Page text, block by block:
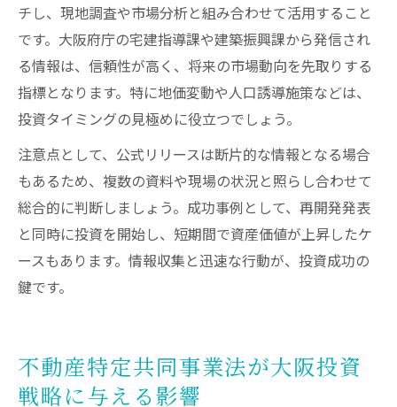
チし、現地調査や市場分析と組み合わせて活用すること
です。大阪府庁の宅建指導課や建築振興課から発信され
る情報は、信頼性が高く、将来の市場動向を先取りする
指標となります。特に地価変動や人口誘導施策などは、
投資タイミングの見極めに役立つでしょう。
注意点として、公式リリースは断片的な情報となる場合
もあるため、複数の資料や現場の状況と照らし合わせて
総合的に判断しましょう。成功事例として、再開発発表
と同時に投資を開始し、短期間で資産価値が上昇したケ
ースもあります。情報収集と迅速な行動が、投資成功の
鍵です。
不動産特定共同事業法が大阪投資
戦略に与える影響